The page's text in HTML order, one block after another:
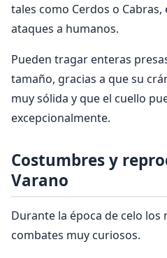
tales como Cerdos o
ataques a humanos.
Pueden tragar enteras
tamaño, gracias a que su
muy sólida y que el cuello
excepcionalmente.
Costumbres y
Varano
Durante la época de celo los
combates muy curiosos.